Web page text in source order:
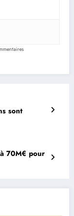
sont
70M€ pour